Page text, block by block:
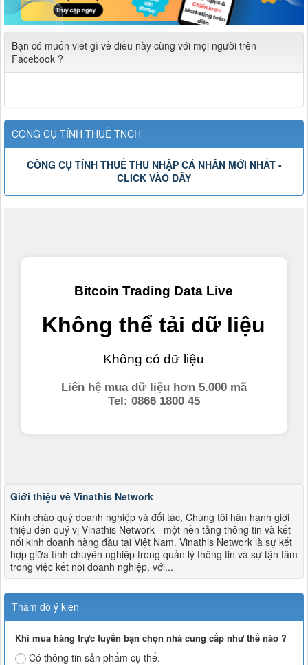
Bạn có muốn viết gì về điều này cùng với mọi người trên
Facebook ?
CÔNG CỤ TÍNH THUẾ TNCH
CÔNG CỤ TÍNH THUẾ THU NHẬP CÁ NHÂN MỚI NHẤT -
CLICK VÀO ĐÂY
Giới thiệu về Vinathis Network
Kính chào quý doanh nghiệp và đối tác, Chúng tôi hân hạnh giới
thiệu đến quý vị Vinathis Network - một nền tảng thông tin và kết
nối kinh doanh hàng đầu tại Việt Nam. Vinathis Network là sự kết
hợp giữa tính chuyên nghiệp trong quản lý thông tin và sự tận tâm
trong việc kết nối doanh nghiệp, với...
Thăm dò ý kiến
Khi mua hàng trực tuyến bạn chọn nhà cung cấp như thế nào ?
Có thông tin sản phẩm cụ thể.